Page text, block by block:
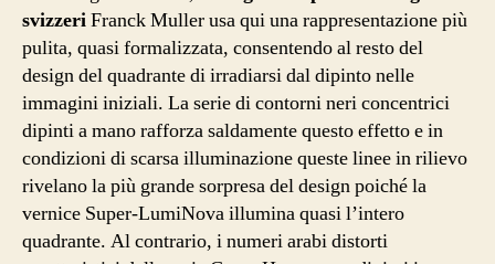
svizzeriFranck Muller usa qui una rappresentazione più
pulita, quasi formalizzata, consentendo al resto del
design del quadrante di irradiarsi dal dipinto nelle
immagini iniziali. La serie di contorni neri concentrici
dipinti a mano rafforza saldamente questo effetto e in
condizioni di scarsa illuminazione queste linee in rilievo
rivelano la più grande sorpresa del design poiché la
vernice Super-LumiNova illumina quasi l’intero
quadrante. Al contrario, i numeri arabi distorti